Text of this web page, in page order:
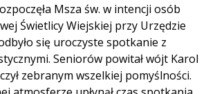
Msza św. w intencji osób
Świetlicy Wiejskiej przy Urzędzie
się uroczyste spotkanie z
Seniorów powitał wójt Karol
zebranym wszelkiej pomyślności.